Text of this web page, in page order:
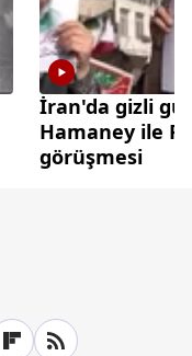
İran'da gizli güç
Hamaney ile
görüşmesi